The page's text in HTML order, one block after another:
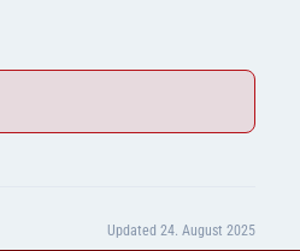
Updated 24. August 2025